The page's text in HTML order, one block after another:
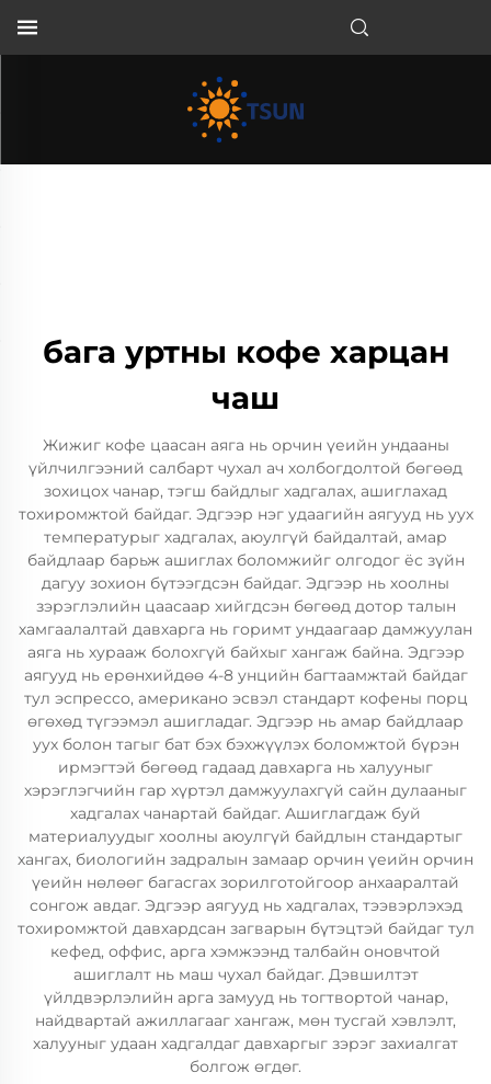
бага уртны кофе харцан
чаш
Жижиг кофе цаасан аяга нь орчин үеийн ундааны
үйлчилгээний салбарт чухал ач холбогдолтой бөгөөд
зохицох чанар, тэгш байдлыг хадгалах, ашиглахад
тохиромжтой байдаг. Эдгээр нэг удаагийн аягууд нь уух
температурыг хадгалах, аюулгүй байдалтай, амар
байдлаар барьж ашиглах боломжийг олгодог ёс зүйн
дагуу зохион бүтээгдсэн байдаг. Эдгээр нь хоолны
зэрэглэлийн цаасаар хийгдсэн бөгөөд дотор талын
хамгаалалтай давхарга нь горимт ундаагаар дамжуулан
аяга нь хурааж болохгүй байхыг хангаж байна. Эдгээр
аягууд нь ерөнхийдөө 4-8 унцийн багтаамжтай байдаг
тул эспрессо, американо эсвэл стандарт кофены порц
өгөхөд түгээмэл ашигладаг. Эдгээр нь амар байдлаар
уух болон тагыг бат бэх бэхжүүлэх боломжтой бүрэн
ирмэгтэй бөгөөд гадаад давхарга нь халууныг
хэрэглэгчийн гар хүртэл дамжуулахгүй сайн дулааныг
хадгалах чанартай байдаг. Ашиглагдаж буй
материалуудыг хоолны аюулгүй байдлын стандартыг
хангах, биологийн задралын замаар орчин үеийн орчин
үеийн нөлөөг багасгах зорилготойгоор анхааралтай
сонгож авдаг. Эдгээр аягууд нь хадгалах, тээвэрлэхэд
тохиромжтой давхардсан загварын бүтэцтэй байдаг тул
кефед, оффис, арга хэмжээнд талбайн оновчтой
ашиглалт нь маш чухал байдаг. Дэвшилтэт
үйлдвэрлэлийн арга замууд нь тогтвортой чанар,
найдвартай ажиллагааг хангаж, мөн тусгай хэвлэлт,
халууныг удаан хадгалдаг давхаргыг зэрэг захиалгат
болгож өгдөг.